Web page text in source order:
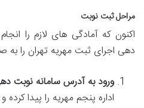
مراحل ثبت نوبت
اکنون که آمادگی های لازم را
دهی اجرای ثبت مهریه تهران را به
ورود به آدرس سامانه نوبت
اداره پنجم مهریه را پیدا